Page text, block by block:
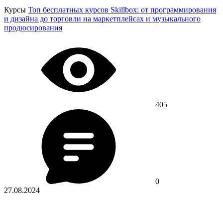
Курсы Топ бесплатных курсов Skillbox: от программирования
и дизайна до торговли на маркетплейсах и музыкального
продюсирования
405
0
27.08.2024